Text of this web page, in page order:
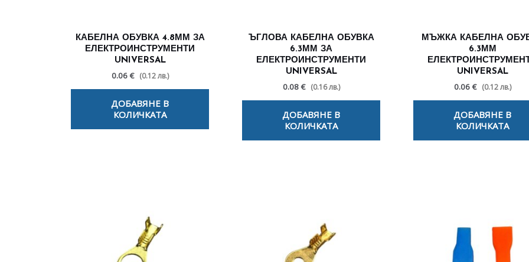
КАБЕЛНА ОБУВКА 4.8ММ ЗА
ЕЛЕКТРОИНСТРУМЕНТИ
UNIVERSAL
0.06 € (0.12 лв.)
ДОБАВЯНЕ В
КОЛИЧКАТА
ЪГЛОВА КАБЕЛНА ОБУВКА
6.3ММ ЗА
ЕЛЕКТРОИНСТРУМЕНТИ
UNIVERSAL
0.08 € (0.16 лв.)
ДОБАВЯНЕ В
КОЛИЧКАТА
МЪЖКА КАБЕЛНА
6.3ММ
UNIVERSAL
0.06 € (0.12 лв.)
ДОБАВЯНЕ В
КОЛИЧКАТА